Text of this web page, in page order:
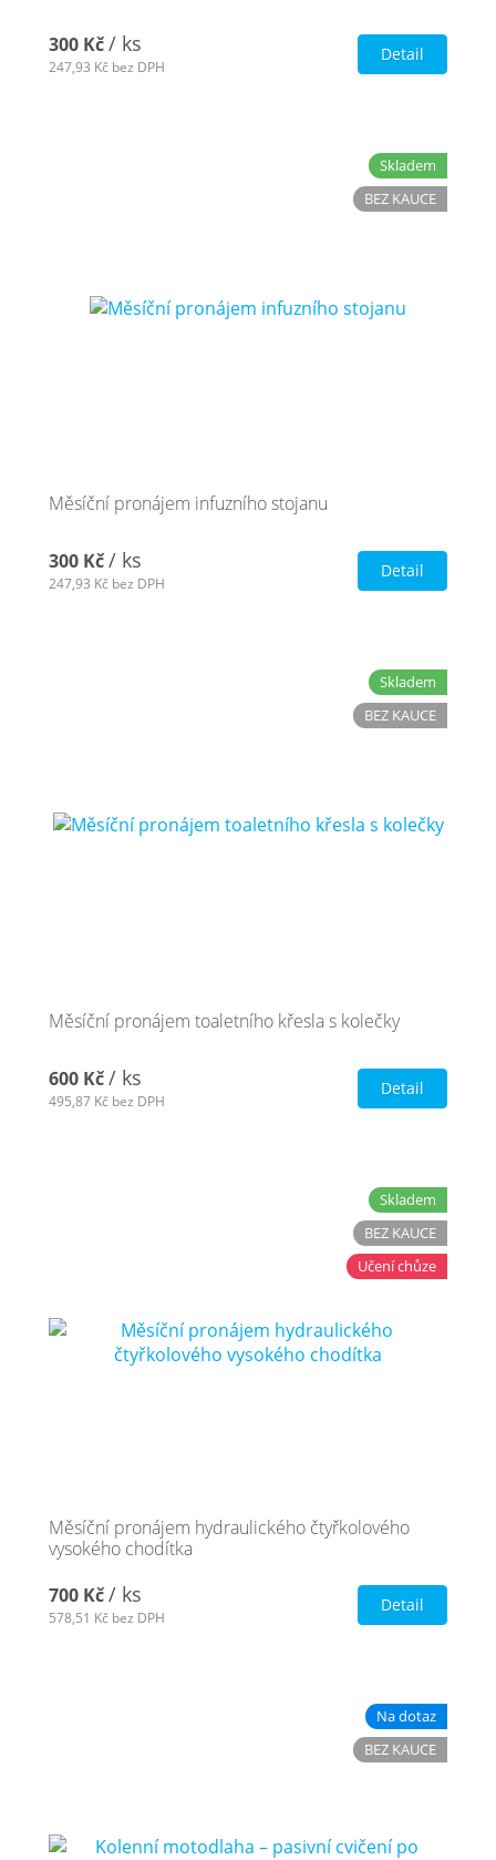
300 Kč/ ks
247,93 Kč bez DPH
Detail
Skladem
BEZ KAUCE
Měsíční pronájem infuzního stojanu
300 Kč/ ks
247,93 Kč bez DPH
Detail
Skladem
BEZ KAUCE
Měsíční pronájem toaletního křesla s kolečky
600 Kč/ ks
495,87 Kč bez DPH
Detail
Skladem
BEZ KAUCE
Učení chůze
Měsíční pronájem hydraulického čtyřkolového
vysokého chodítka
700 Kč/ ks
578,51 Kč bez DPH
Detail
Na dotaz
BEZ KAUCE